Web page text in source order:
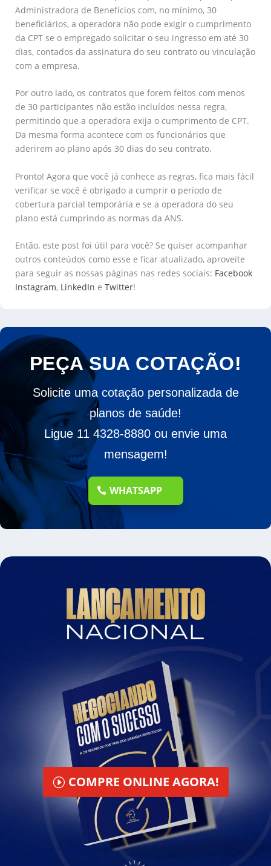
Administradora de Benefícios com, no mínimo, 30
beneficiários, a operadora não pode exigir o cumprimento
da CPT se o empregado solicitar o seu ingresso em até 30
dias, contados da assinatura do seu contrato ou vinculação
com a empresa.
Por outro lado, os contratos que forem feitos com menos
de 30 participantes não estão incluídos nessa regra,
permitindo que a operadora exija o cumprimento de CPT.
Da mesma forma acontece com os funcionários que
aderirem ao plano após 30 dias do seu contrato.
Pronto! Agora que você já conhece as regras, fica mais fácil
verificar se você é obrigado a cumprir o período de
cobertura parcial temporária e se a operadora do seu
plano está cumprindo as normas da ANS.
Então, este post foi útil para você? Se quiser acompanhar
outros conteúdos como esse e ficar atualizado, aproveite
para seguir as nossas páginas nas redes sociais: Facebook
Instagram, LinkedIn e Twitter!
PEÇA SUA COTAÇÃO!
Solicite uma cotação personalizada de
planos de saúde!
Ligue 11 4328-8880 ou envie uma
mensagem!
WHATSAPP
COMPRE ONLINE AGORA!